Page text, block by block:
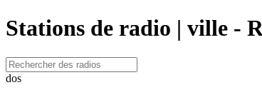
Stations de radio | ville -
dos